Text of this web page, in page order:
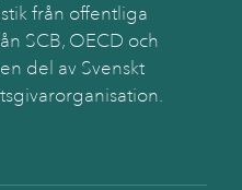
från offentliga
SCB, OECD och
del av Svenskt